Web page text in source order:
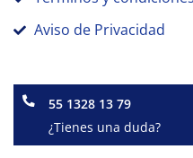
Aviso de Privacidad
55 1328 13 79
¿Tienes una duda?